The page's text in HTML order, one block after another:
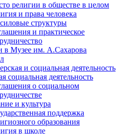
религии в обществе в целом
и права человека
структуры
и практическое
в Музее им. А.Сахарова
и социальная деятельность
социальная деятельность
о социальном
и культура
поддержка
образования
в школе